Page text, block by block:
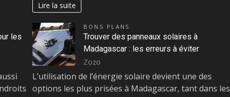
Lire la suite
les
BONS PLANS
Trouver des panneaux solaires à
Madagascar : les erreurs à éviter
Zozo
L’utilisation de l’énergie solaire devient une des
options les plus prisées à Madagascar, tant dans les